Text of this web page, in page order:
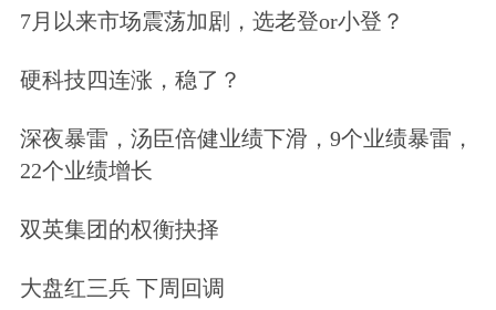
7月以来市场震荡加剧，选老登or小登？
硬科技四连涨，稳了？
深夜暴雷，汤臣倍健业绩下滑，9个业绩暴雷，
22个业绩增长
双英集团的权衡抉择
大盘红三兵 下周回调